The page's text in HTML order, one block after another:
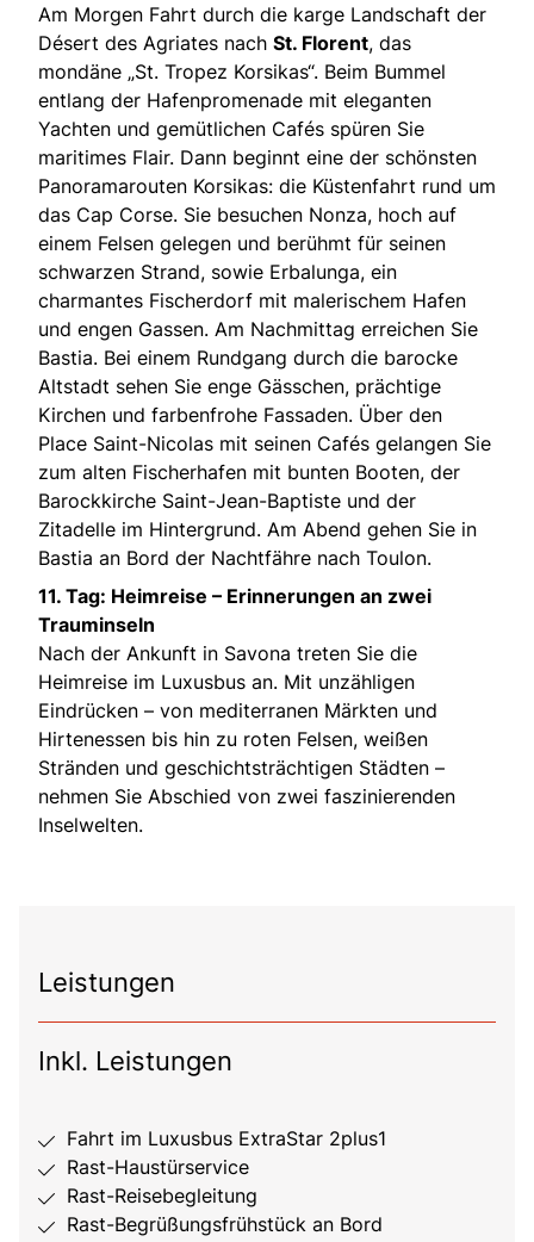
Am Morgen Fahrt durch die karge Landschaft der
Désert des Agriates nach St. Florent, das
mondäne „St. Tropez Korsikas“. Beim Bummel
entlang der Hafenpromenade mit eleganten
Yachten und gemütlichen Cafés spüren Sie
maritimes Flair. Dann beginnt eine der schönsten
Panoramarouten Korsikas: die Küstenfahrt rund um
das Cap Corse. Sie besuchen Nonza, hoch auf
einem Felsen gelegen und berühmt für seinen
schwarzen Strand, sowie Erbalunga, ein
charmantes Fischerdorf mit malerischem Hafen
und engen Gassen. Am Nachmittag erreichen Sie
Bastia. Bei einem Rundgang durch die barocke
Altstadt sehen Sie enge Gässchen, prächtige
Kirchen und farbenfrohe Fassaden. Über den
Place Saint-Nicolas mit seinen Cafés gelangen Sie
zum alten Fischerhafen mit bunten Booten, der
Barockkirche Saint-Jean-Baptiste und der
Zitadelle im Hintergrund. Am Abend gehen Sie in
Bastia an Bord der Nachtfähre nach Toulon.
11. Tag: Heimreise – Erinnerungen an zwei
Trauminseln
Nach der Ankunft in Savona treten Sie die
Heimreise im Luxusbus an. Mit unzähligen
Eindrücken – von mediterranen Märkten und
Hirtenessen bis hin zu roten Felsen, weißen
Stränden und geschichtsträchtigen Städten –
nehmen Sie Abschied von zwei faszinierenden
Inselwelten.
Leistungen
Inkl. Leistungen
Fahrt im Luxusbus ExtraStar 2plus1
Rast-Haustürservice
Rast-Reisebegleitung
Rast-Begrüßungsfrühstück an Bord